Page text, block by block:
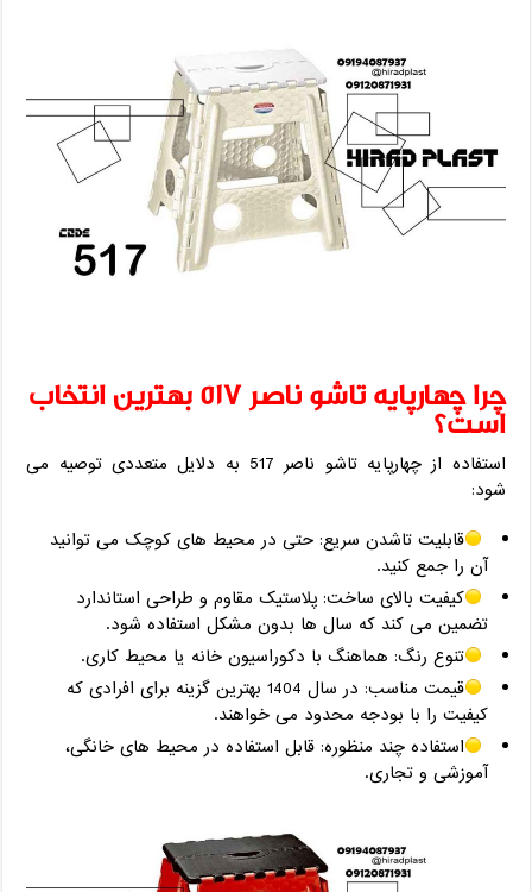
چرا چهارپایه تاشو ناصر 517 بهترین انتخاب
است؟
استفاده از چهارپایه تاشو ناصر 517 به دلایل متعددی توصیه می‌
شود:
قابلیت تاشدن سریع: حتی در محیط ‌های کوچک می ‌توانید
آن را جمع کنید.
کیفیت بالای ساخت: پلاستیک مقاوم و طراحی استاندارد
تضمین می ‌کند که سال ‌ها بدون مشکل استفاده شود.
تنوع رنگ: هماهنگ با دکوراسیون خانه یا محیط کاری.
قیمت مناسب: در سال 1404 بهترین گزینه برای افرادی که
کیفیت را با بودجه محدود می ‌خواهند.
استفاده چند منظوره: قابل استفاده در محیط ‌های خانگی،
آموزشی و تجاری.